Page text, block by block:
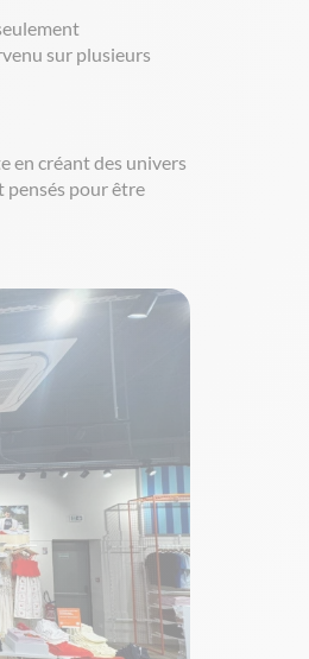
sur plusieurs
en créant des univers
pensés pour être